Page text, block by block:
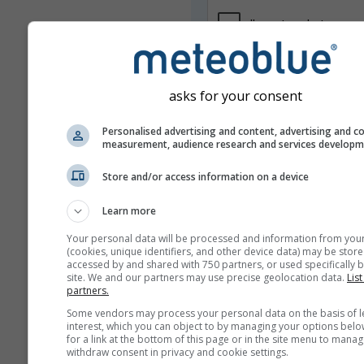
Nie udostępniamy Twojego
adres e-mail będzie też używany
usługach meteoblue.
Więcej danych
asks for your consent
Personalised advertising and content, advertising and
measurement, audience research and services
Store and/or access information on a device
Learn more
Your personal data will be processed and information from
(cookies, unique identifiers, and other device data) may be
accessed by and shared with 750 partners, or used specifically
site. We and our partners may use precise geolocation data.
partners.
Some vendors may process your personal data on the basis of
interest, which you can object to by managing your options
for a link at the bottom of this page or in the site menu to
withdraw consent in privacy and cookie settings.